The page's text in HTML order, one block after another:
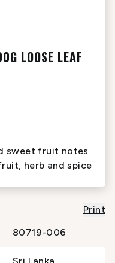
LOOSE LEAF
sweet fruit notes
herb and spice
Print
80719-006